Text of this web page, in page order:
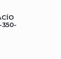
350-